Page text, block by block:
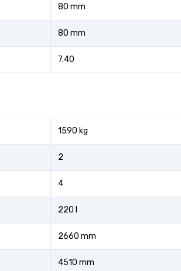
80 mm
80 mm
7.40
1590 kg
2
4
220 l
2660 mm
4510 mm